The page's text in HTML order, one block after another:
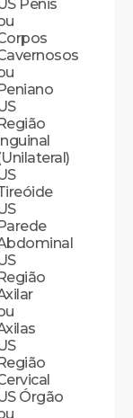
Pênis
Órgão